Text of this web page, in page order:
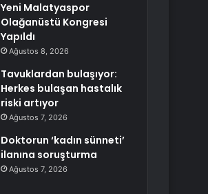
Yeni Malatyaspor
Olağanüstü Kongresi
Yapıldı
Ağustos 8, 2026
Tavuklardan bulaşıyor:
Herkes bulaşan hastalık
riski artıyor
Ağustos 7, 2026
Doktorun ‘kadın sünneti’
ilanına soruşturma
Ağustos 7, 2026